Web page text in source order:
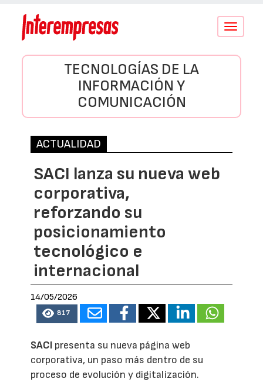
Conmutar
TECNOLOGÍAS DE LA
INFORMACIÓN Y
COMUNICACIÓN
ACTUALIDAD
SACI lanza su nueva web
corporativa,
reforzando su
posicionamiento
tecnológico e
internacional
14/05/2026
817
SACI presenta su nueva página web
corporativa, un paso más dentro de su
proceso de evolución y digitalización.